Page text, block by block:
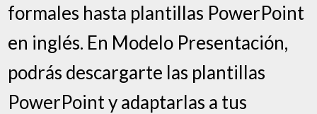
formales hasta plantillas PowerPoint
en inglés. En Modelo Presentación,
podrás descargarte las plantillas
PowerPoint y adaptarlas a tus